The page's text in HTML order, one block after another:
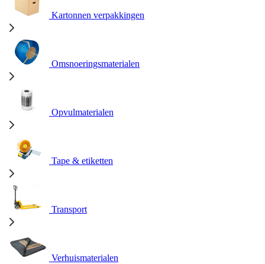
Kartonnen verpakkingen
Omsnoeringsmaterialen
Opvulmaterialen
Tape & etiketten
Transport
Verhuismaterialen